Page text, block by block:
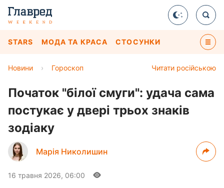
STARS МОДА ТА КРАСА СТОСУНКИ
Читати російською
Новини › Гороскоп
Початок "білої смуги": удача сама
постукає у двері трьох знаків
зодіаку
Марія Николишин
16 травня 2026, 06:00